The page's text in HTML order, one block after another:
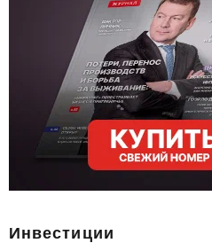
Инвестиции